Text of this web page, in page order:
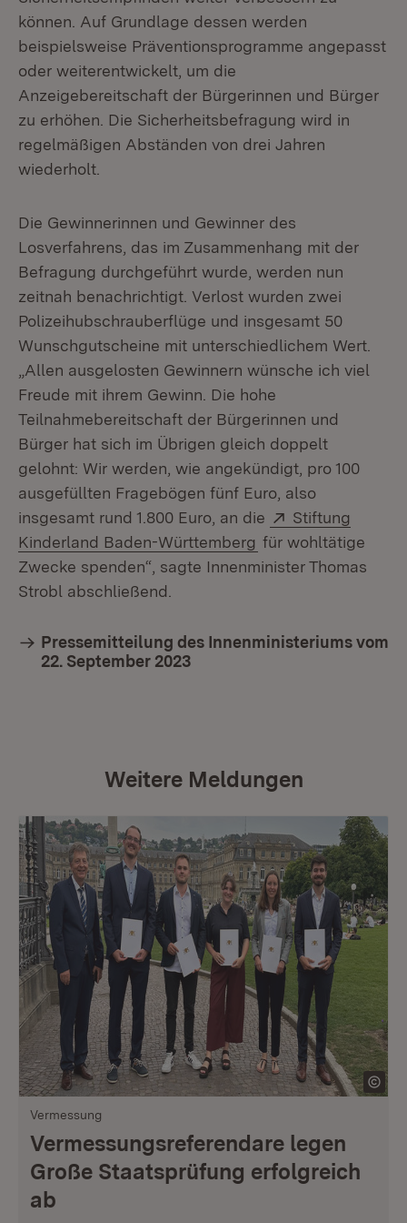
können. Auf Grundlage dessen werden
beispielsweise Präventionsprogramme angepasst
oder weiterentwickelt, um die
Anzeigebereitschaft der Bürgerinnen und Bürger
zu erhöhen. Die Sicherheitsbefragung wird in
regelmäßigen Abständen von drei Jahren
wiederholt.
Die Gewinnerinnen und Gewinner des
Losverfahrens, das im Zusammenhang mit der
Befragung durchgeführt wurde, werden nun
zeitnah benachrichtigt. Verlost wurden zwei
Polizeihubschrauberflüge und insgesamt 50
Wunschgutscheine mit unterschiedlichem Wert.
„Allen ausgelosten Gewinnern wünsche ich viel
Freude mit ihrem Gewinn. Die hohe
Teilnahmebereitschaft der Bürgerinnen und
Bürger hat sich im Übrigen gleich doppelt
gelohnt: Wir werden, wie angekündigt, pro 100
ausgefüllten Fragebögen fünf Euro, also
insgesamt rund 1.800 Euro, an die
Extern:
Stiftung
Kinderland Baden-Württemberg (Öffnet in neuem
für wohltätige
Zwecke spenden“, sagte Innenminister Thomas
Strobl abschließend.
Pressemitteilung des Innenministeriums vom
22. September 2023
Weitere Meldungen
Vermessung
Vermessungsreferendare legen
Große Staatsprüfung erfolgreich
ab